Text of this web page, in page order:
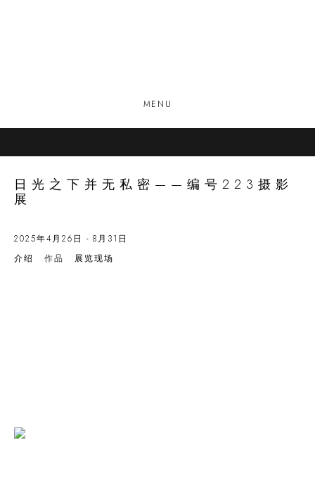
MENU
日光之下并无私密——编号223摄影
展
2025年4月26日 - 8月31日
介绍
作品 展览现场